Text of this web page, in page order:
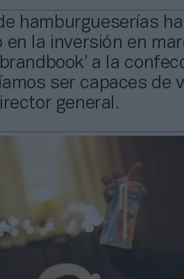
hamburgueserías
la inversión en
a la
ser capaces de
general.